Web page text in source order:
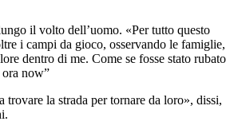
il volto dell’uomo. «Per tutto questo
i campi da gioco, osservando le famiglie,
dentro di me. Come se fosse stato rubato
now”
trovare la strada per tornare da loro», dissi,